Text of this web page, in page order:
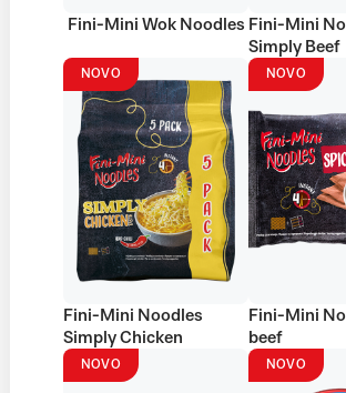
Fini-Mini Wok Noodles Fini-Mini
Simply Beef
NOVO
Fini-Mini Noodles
Simply Chicken
NOVO
Fini-Mini
beef
NOVO NOVO